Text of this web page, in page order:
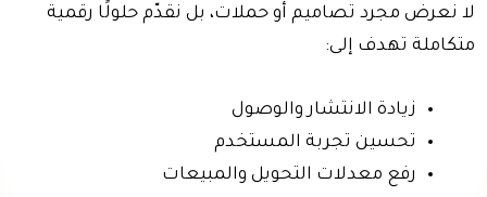
لا نعرض مجرد تصاميم أو حملات، بل نقدّم حلولًا رقمية
متكاملة تهدف إلى:
زيادة الانتشار والوصول
تحسين تجربة المستخدم
رفع معدلات التحويل والمبيعات